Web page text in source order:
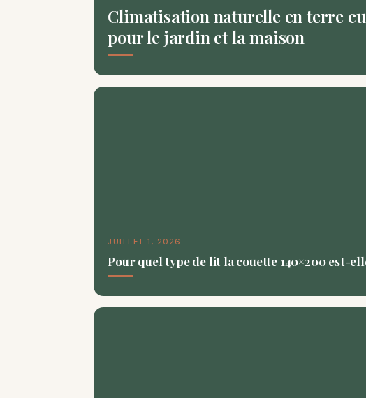
Climatisation naturelle en terre
pour le jardin et la maison
JUILLET 1, 2026
Pour quel type de lit la couette 140×200 est-